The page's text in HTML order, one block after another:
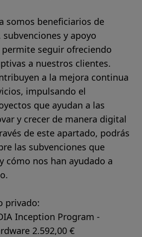
somos beneficiarios de
subvenciones y apoyo
seguir ofreciendo
a nuestros clientes.
a la mejora continua
impulsando el
que ayudan a las
y crecer de manera digital
de este apartado, podrás
las subvenciones que
cómo nos han ayudado a
privado:
Inception Program -
2.592,00 €